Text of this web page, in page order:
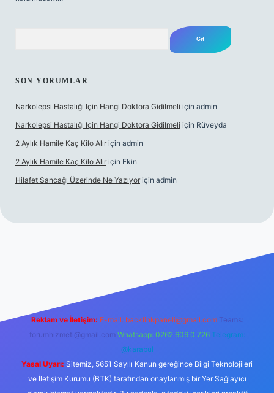
SON YORUMLAR
Narkolepsi Hastalığı Için Hangi Doktora Gidilmeli için admin
Narkolepsi Hastalığı Için Hangi Doktora Gidilmeli için Rüveyda
2 Aylık Hamile Kaç Kilo Alır için admin
2 Aylık Hamile Kaç Kilo Alır için Ekin
Hilafet Sancağı Üzerinde Ne Yazıyor için admin
Reklam ve İletişim: E-mail: backlinkpaneli@gmail.com Teams:
forumhizmeti@gmail.com Whatsapp: 0262 606 0 726 Telegram:
@karabul
Yasal Uyarı: Sitemiz, 5651 Sayılı Kanun gereğince Bilgi Teknolojileri
ve İletişim Kurumu (BTK) tarafından onaylanmış bir Yer Sağlayıcı